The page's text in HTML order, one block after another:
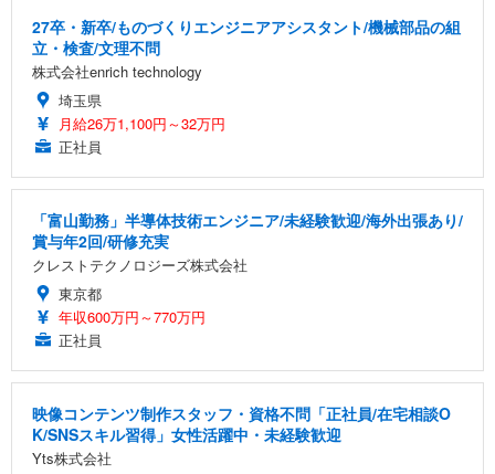
27卒・新卒/ものづくりエンジニアアシスタント/機械部品の組
立・検査/文理不問
株式会社enrich technology
埼玉県
月給26万1,100円～32万円
正社員
「富山勤務」半導体技術エンジニア/未経験歓迎/海外出張あり/
賞与年2回/研修充実
クレストテクノロジーズ株式会社
東京都
年収600万円～770万円
正社員
映像コンテンツ制作スタッフ・資格不問「正社員/在宅相談O
K/SNSスキル習得」女性活躍中・未経験歓迎
Yts株式会社